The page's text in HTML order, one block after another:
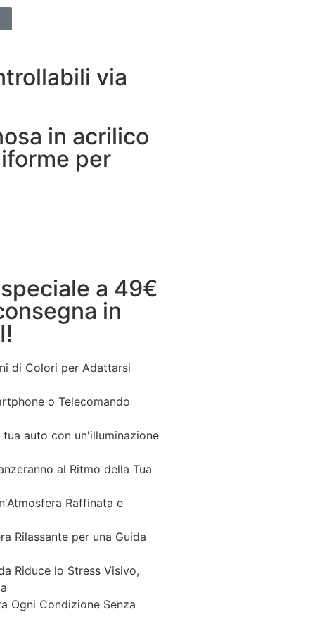
via
in acrilico
per
a 49€
in
di Colori per Adattarsi
o Telecomando
auto con un'illuminazione
al Ritmo della Tua
Raffinata e
Rilassante per una Guida
Riduce lo Stress Visivo,
Ogni Condizione Senza